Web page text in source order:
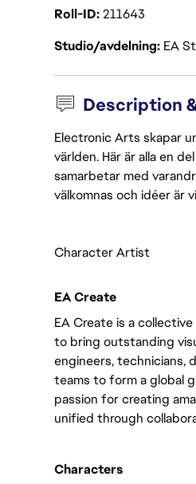
Roll-ID211643
Studio/avdelning EA
Description
Electronic Arts skapar
världen. Här är alla en
samarbetar med
välkomnas och idéer är
Character Artist
EA Create
EA Create is a
to bring outstanding
engineers, technicians,
teams to form a global
passion for creating
unified through
Characters